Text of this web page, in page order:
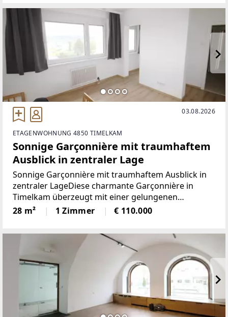
03.08.2026
ETAGENWOHNUNG 4850 TIMELKAM
Sonnige Garçonnière mit traumhaftem
Ausblick in zentraler Lage
Sonnige Garçonnière mit traumhaftem Ausblick in
zentraler LageDiese charmante Garçonnière in
Timelkam überzeugt mit einer gelungenen
Kombination aus zentraler Lage, praktischer
Ausstattung und wunderschöner Aussicht. Die ca.
28 m² 1 Zimmer € 110.000